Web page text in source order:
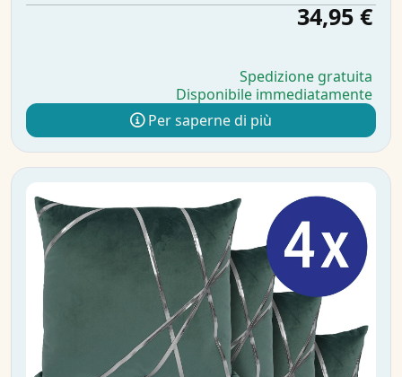
34,95 €
Spedizione gratuita
Disponibile immediatamente
Per saperne di più